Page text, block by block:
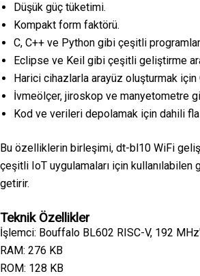
Düşük güç tüketimi.
Kompakt form faktörü.
C, C++ ve Python gibi çeşitli
Eclipse ve Keil gibi çeşitli geliştirme
Harici cihazlarla arayüz oluşturmak için
İvmeölçer, jiroskop ve manyetometre
Kod ve verileri depolamak için dahili
Bu özelliklerin birleşimi, dt-bl10 WiFi
çeşitli IoT uygulamaları için kullanılabilen
getirir.
Teknik Özellikler
İşlemci: Bouffalo BL602 RISC-V, 192
RAM: 276 KB
ROM: 128 KB